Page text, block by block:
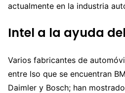
actualmente en la industria
Intel a la ayuda
Varios fabricantes de
entre lso que se encuentran
Daimler y Bosch; han